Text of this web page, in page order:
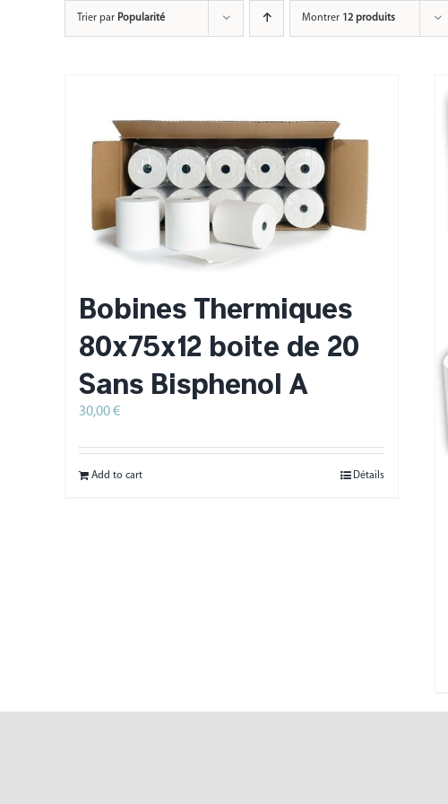
Trier par Popularité Montrer 12 produits
Bobines Thermiques
80x75x12 boite de 20
Sans Bisphenol A
30,00€
Add to cart Détails